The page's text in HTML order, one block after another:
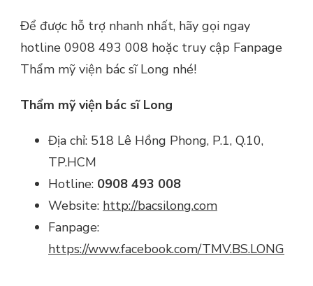
Để được hỗ trợ nhanh nhất, hãy gọi ngay
hotline 0908 493 008 hoặc truy cập Fanpage
Thẩm mỹ viện bác sĩ Long nhé!
Thẩm mỹ viện bác sĩ Long
Địa chỉ: 518 Lê Hồng Phong, P.1, Q.10,
TP.HCM
Hotline: 0908 493 008
Website: http://bacsilong.com
Fanpage:
https://www.facebook.com/TMV.BS.LONG